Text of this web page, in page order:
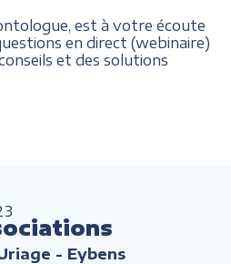
est à votre écoute
en direct (webinaire)
et des solutions
- Eybens